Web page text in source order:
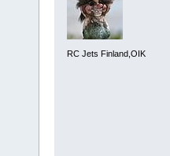
RC Jets Finland,OIK